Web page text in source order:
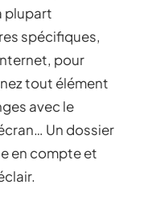
plupart
spécifiques,
pour
tout élément
avec le
Un dossier
en compte et